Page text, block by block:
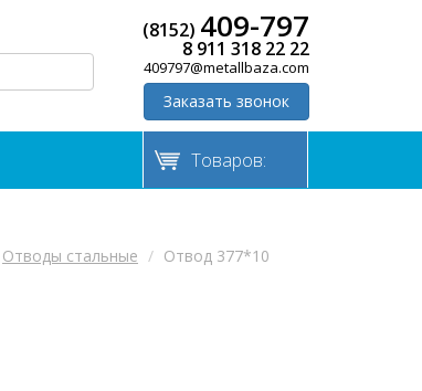
(8152) 409-797
8 911 318 22 22
409797@metallbaza.com
Заказать звонок
Товаров:
Отводы стальные Отвод 377*10